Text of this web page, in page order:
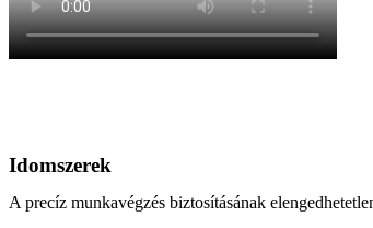
Idomszerek
A precíz munkavégzés biztosításának